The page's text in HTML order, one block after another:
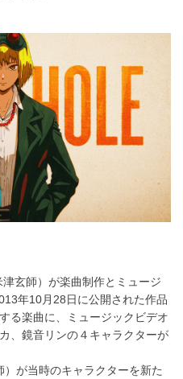
す
津玄師）が楽曲制作とミュージ
年10月28日に公開された作品
る楽曲に、ミュージックビデオ
、鏡音リンの４キャラクターが
が当時のキャラクターを新た